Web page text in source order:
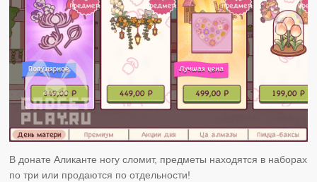
В донате Аликанте ногу сломит, предметы находятся в наборах
по три или продаются по отдельности!